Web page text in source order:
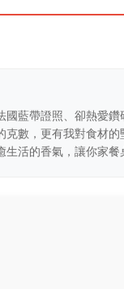
國藍帶證照、卻熱愛
克數，更有我對食材
生活的香氣，讓你家餐